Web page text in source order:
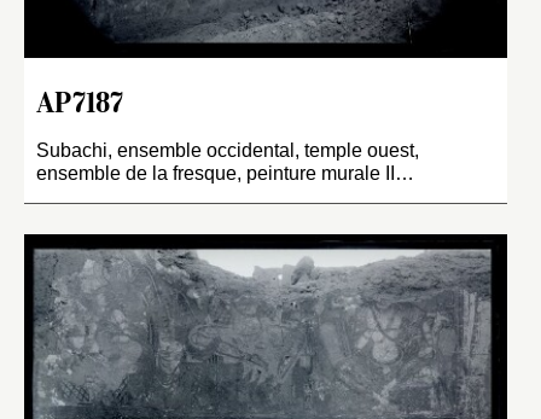
AP7187
Subachi, ensemble occidental, temple ouest,
ensemble de la fresque, peinture murale II…